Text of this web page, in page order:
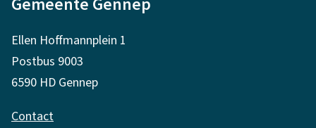
m
Ellen Hoffmannplein 1
Postbus 9003
6590 HD Gennep
Contact